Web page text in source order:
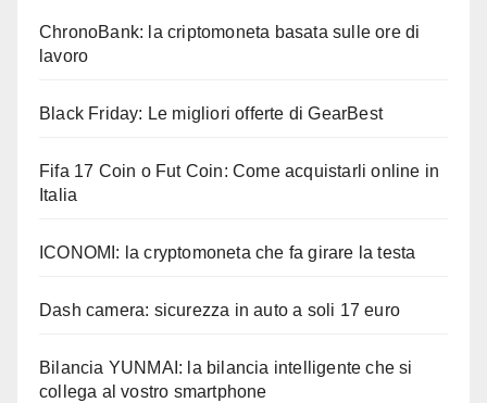
ChronoBank: la criptomoneta basata sulle ore di
lavoro
Black Friday: Le migliori offerte di GearBest
Fifa 17 Coin o Fut Coin: Come acquistarli online in
Italia
ICONOMI: la cryptomoneta che fa girare la testa
Dash camera: sicurezza in auto a soli 17 euro
Bilancia YUNMAI: la bilancia intelligente che si
collega al vostro smartphone